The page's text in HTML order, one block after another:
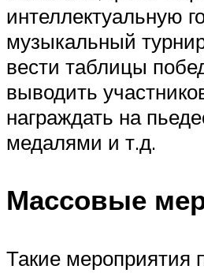
интеллектуальную
музыкальный
вести таблицы
выводить
награждать на
медалями и т.д.
Массовые
Такие мероприятия